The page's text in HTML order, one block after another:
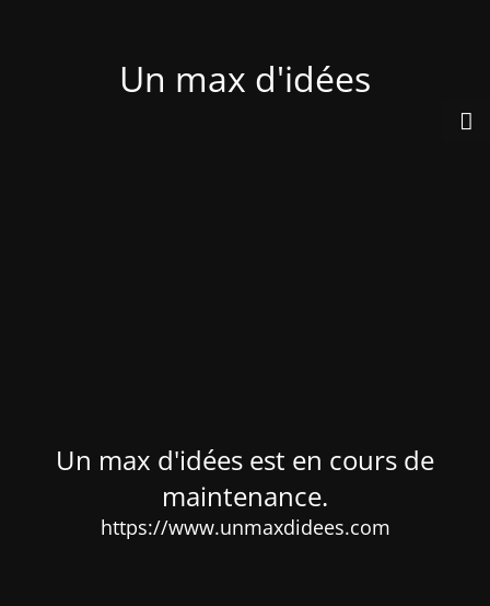
Un max d'idées
Un max d'idées est en cours de
maintenance.
https://www.unmaxdidees.com